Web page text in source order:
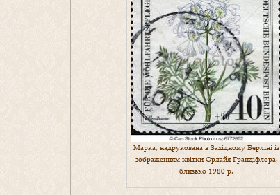
Марка, надрукована в Західному Берліні із
зображенням квітки Орлайя Грандіфлора,
близько 1980 р.